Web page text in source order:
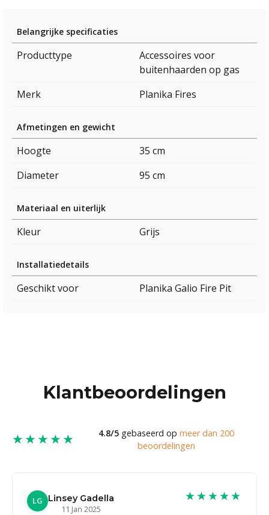
Belangrijke specificaties
Producttype
Accessoires voor
buitenhaarden op gas
Merk
Planika Fires
Afmetingen en gewicht
Hoogte
35 cm
Diameter
95 cm
Materiaal en uiterlijk
Kleur Grijs
Installatiedetails
Geschikt voor Planika Galio Fire Pit
Klantbeoordelingen
★★★★★ 4.8/5gebaseerd op meer dan 200
beoordelingen
LG
Linsey Gadella
11 Jan 2025
★★★★★